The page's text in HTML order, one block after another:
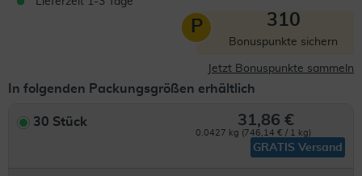
P 310
Bonuspunkte sichern
Jetzt Bonuspunkte sammeln
In folgenden Packungsgrößen erhältlich
30 Stück 31,86 €
0.0427 kg (746,14 € / 1 kg)
GRATIS Versand